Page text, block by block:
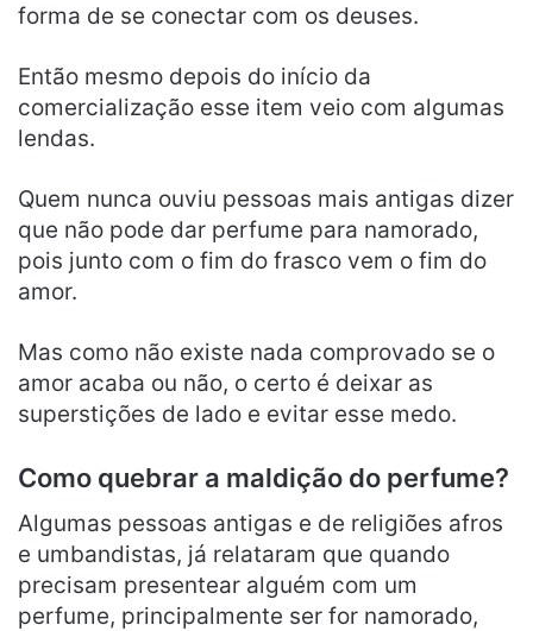
forma de se conectar com os deuses.
Então mesmo depois do início da
comercialização esse item veio com algumas
lendas.
Quem nunca ouviu pessoas mais antigas dizer
que não pode dar perfume para namorado,
pois junto com o fim do frasco vem o fim do
amor.
Mas como não existe nada comprovado se o
amor acaba ou não, o certo é deixar as
superstições de lado e evitar esse medo.
Como quebrar a maldição do perfume?
Algumas pessoas antigas e de religiões afros
e umbandistas, já relataram que quando
precisam presentear alguém com um
perfume, principalmente ser for namorado,